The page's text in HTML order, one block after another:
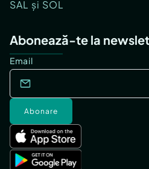
SAL și SOL
Abonează-te la
Email
Abonare